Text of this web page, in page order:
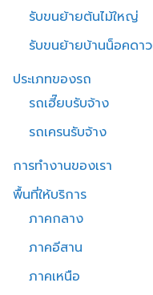
รับขนย้ายต้นไม้ใหญ่
รับขนย้ายบ้านน็อคดา
ประเภทของรถ
รถเฮี๊ยบรับจ้าง
รถเครนรับจ้าง
การทำงานของเรา
พื้นที่ให้บริการ
ภาคกลาง
ภาคอีสาน
ภาคเหนือ